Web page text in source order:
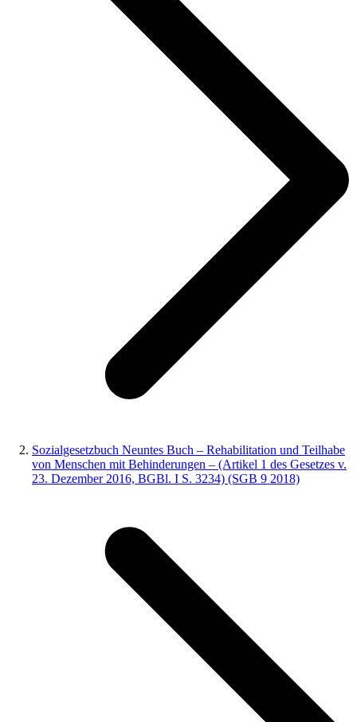
Sozialgesetzbuch Neuntes Buch – Rehabilitation und Teilhabe
von Menschen mit Behinderungen – (Artikel 1 des Gesetzes v.
23. Dezember 2016, BGBl. I S. 3234) (SGB 9 2018)